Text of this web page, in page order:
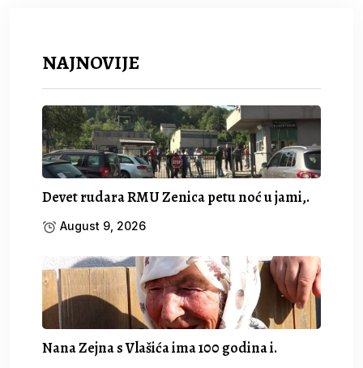
NAJNOVIJE
Devet rudara RMU Zenica petu noć u jami,.
August 9, 2026
Nana Zejna s Vlašića ima 100 godina i.